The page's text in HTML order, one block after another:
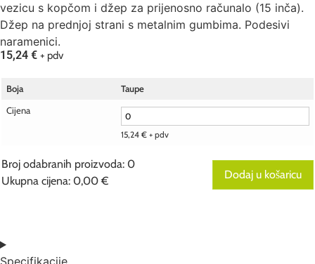
vezicu s kopčom i džep za prijenosno računalo (15 inča).
Džep na prednjoj strani s metalnim gumbima. Podesivi
naramenici.
15,24 € + pdv
Boja
Taupe
Cijena
15,24 € + pdv
Broj odabranih proizvoda: 0
Ukupna cijena: 0,00 €
Your
total
Dodaj u košaricu
Specifikacije